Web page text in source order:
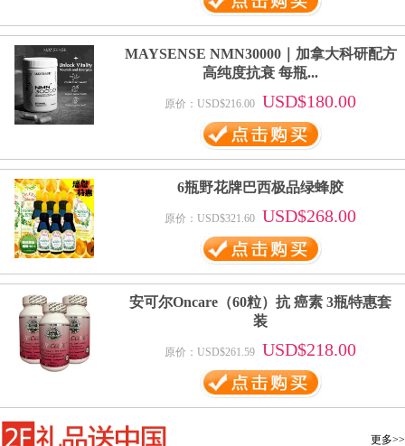
MAYSENSE NMN30000｜加拿大科研配方
高纯度抗衰 每瓶...
原价：USD$216.00 USD$180.00
6瓶野花牌巴西极品绿蜂胶
原价：USD$321.60 USD$268.00
安可尔Oncare（60粒）抗 癌素 3瓶特惠套
装
原价：USD$261.59 USD$218.00
更多>>